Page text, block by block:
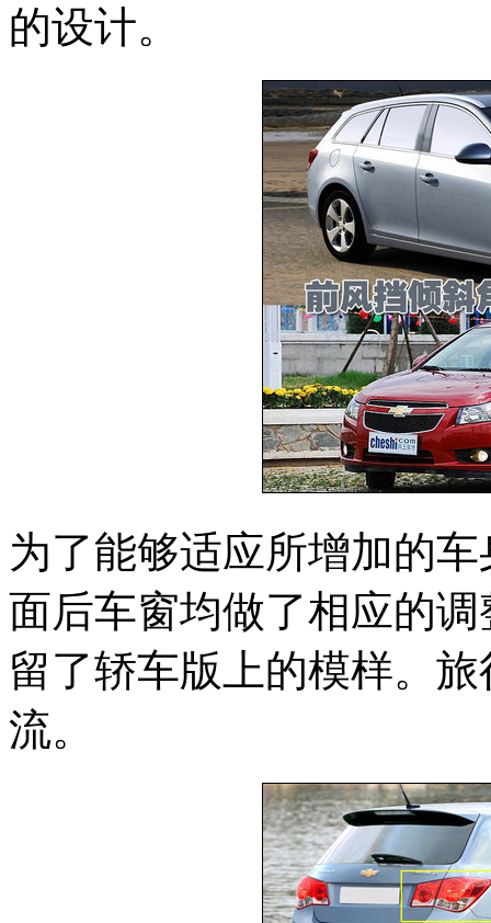
的设计。
为了能够适应所增加的
面后车窗均做了相应的
留了轿车版上的模样。
流。